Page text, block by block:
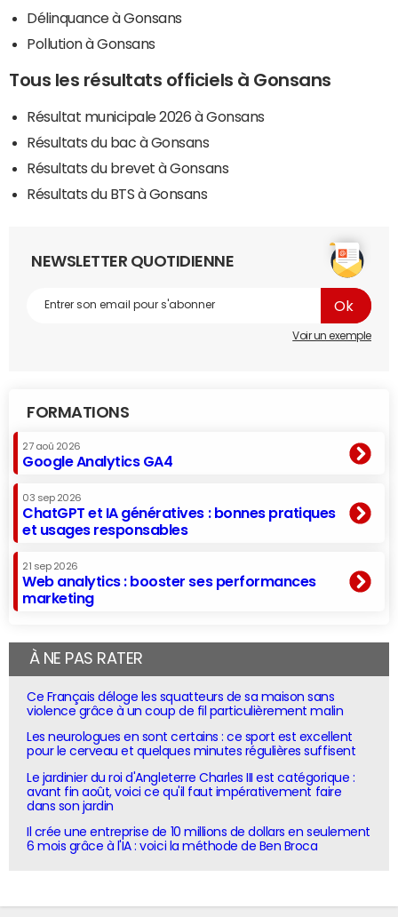
Délinquance à Gonsans
Pollution à Gonsans
Tous les résultats officiels à Gonsans
Résultat municipale 2026 à Gonsans
Résultats du bac à Gonsans
Résultats du brevet à Gonsans
Résultats du BTS à Gonsans
NEWSLETTER QUOTIDIENNE
Voir un exemple
FORMATIONS
27 aoû 2026
Google Analytics GA4
03 sep 2026
ChatGPT et IA génératives : bonnes pratiques
et usages responsables
21 sep 2026
Web analytics : booster ses performances
marketing
À NE PAS RATER
Ce Français déloge les squatteurs de sa maison sans
violence grâce à un coup de fil particulièrement malin
Les neurologues en sont certains : ce sport est excellent
pour le cerveau et quelques minutes régulières suffisent
Le jardinier du roi d'Angleterre Charles III est catégorique :
avant fin août, voici ce qu'il faut impérativement faire
dans son jardin
Il crée une entreprise de 10 millions de dollars en seulement
6 mois grâce à l'IA : voici la méthode de Ben Broca